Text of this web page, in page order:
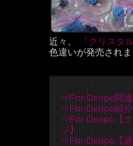
近々、
『クリスタ
色違いが発売され
⇒For-Denpo関
⇒For-Denpo紹
⇒For-Denpo【
ジ】
⇒For-Denpo【